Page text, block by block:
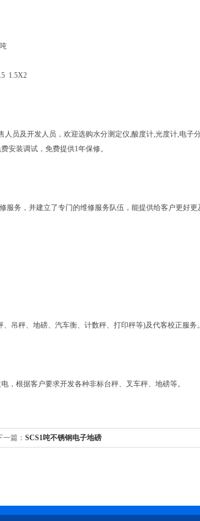
1.5X2
及开发人员，欢迎选购水分测定仪,酸度计,光度计,电子
安装调试，免费提供1年保修。
务，并建立了专门的维修服务队伍，能提供给客户更好更
秤、地磅、汽车衡、计数秤、打印秤等)及代客校正服务。
根据客户要求开发各种非标台秤、叉车秤、地磅等。
一篇： SCS1吨不锈钢电子地磅